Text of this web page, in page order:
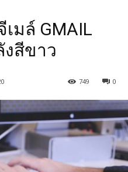
มล์ GMAIL
สีขาว
0
749